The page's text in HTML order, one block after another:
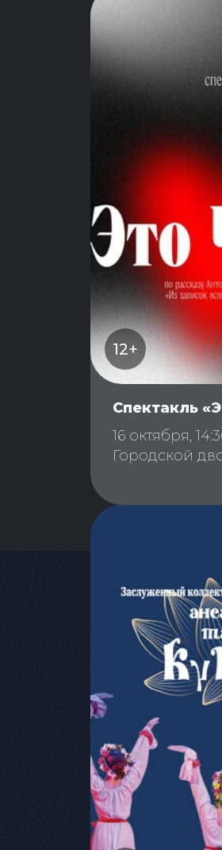
12+
Спектакль
16 октября,
Городской